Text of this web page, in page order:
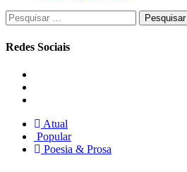
Pesquisar
por:
Redes Sociais
Atual
Popular
Poesia & Prosa